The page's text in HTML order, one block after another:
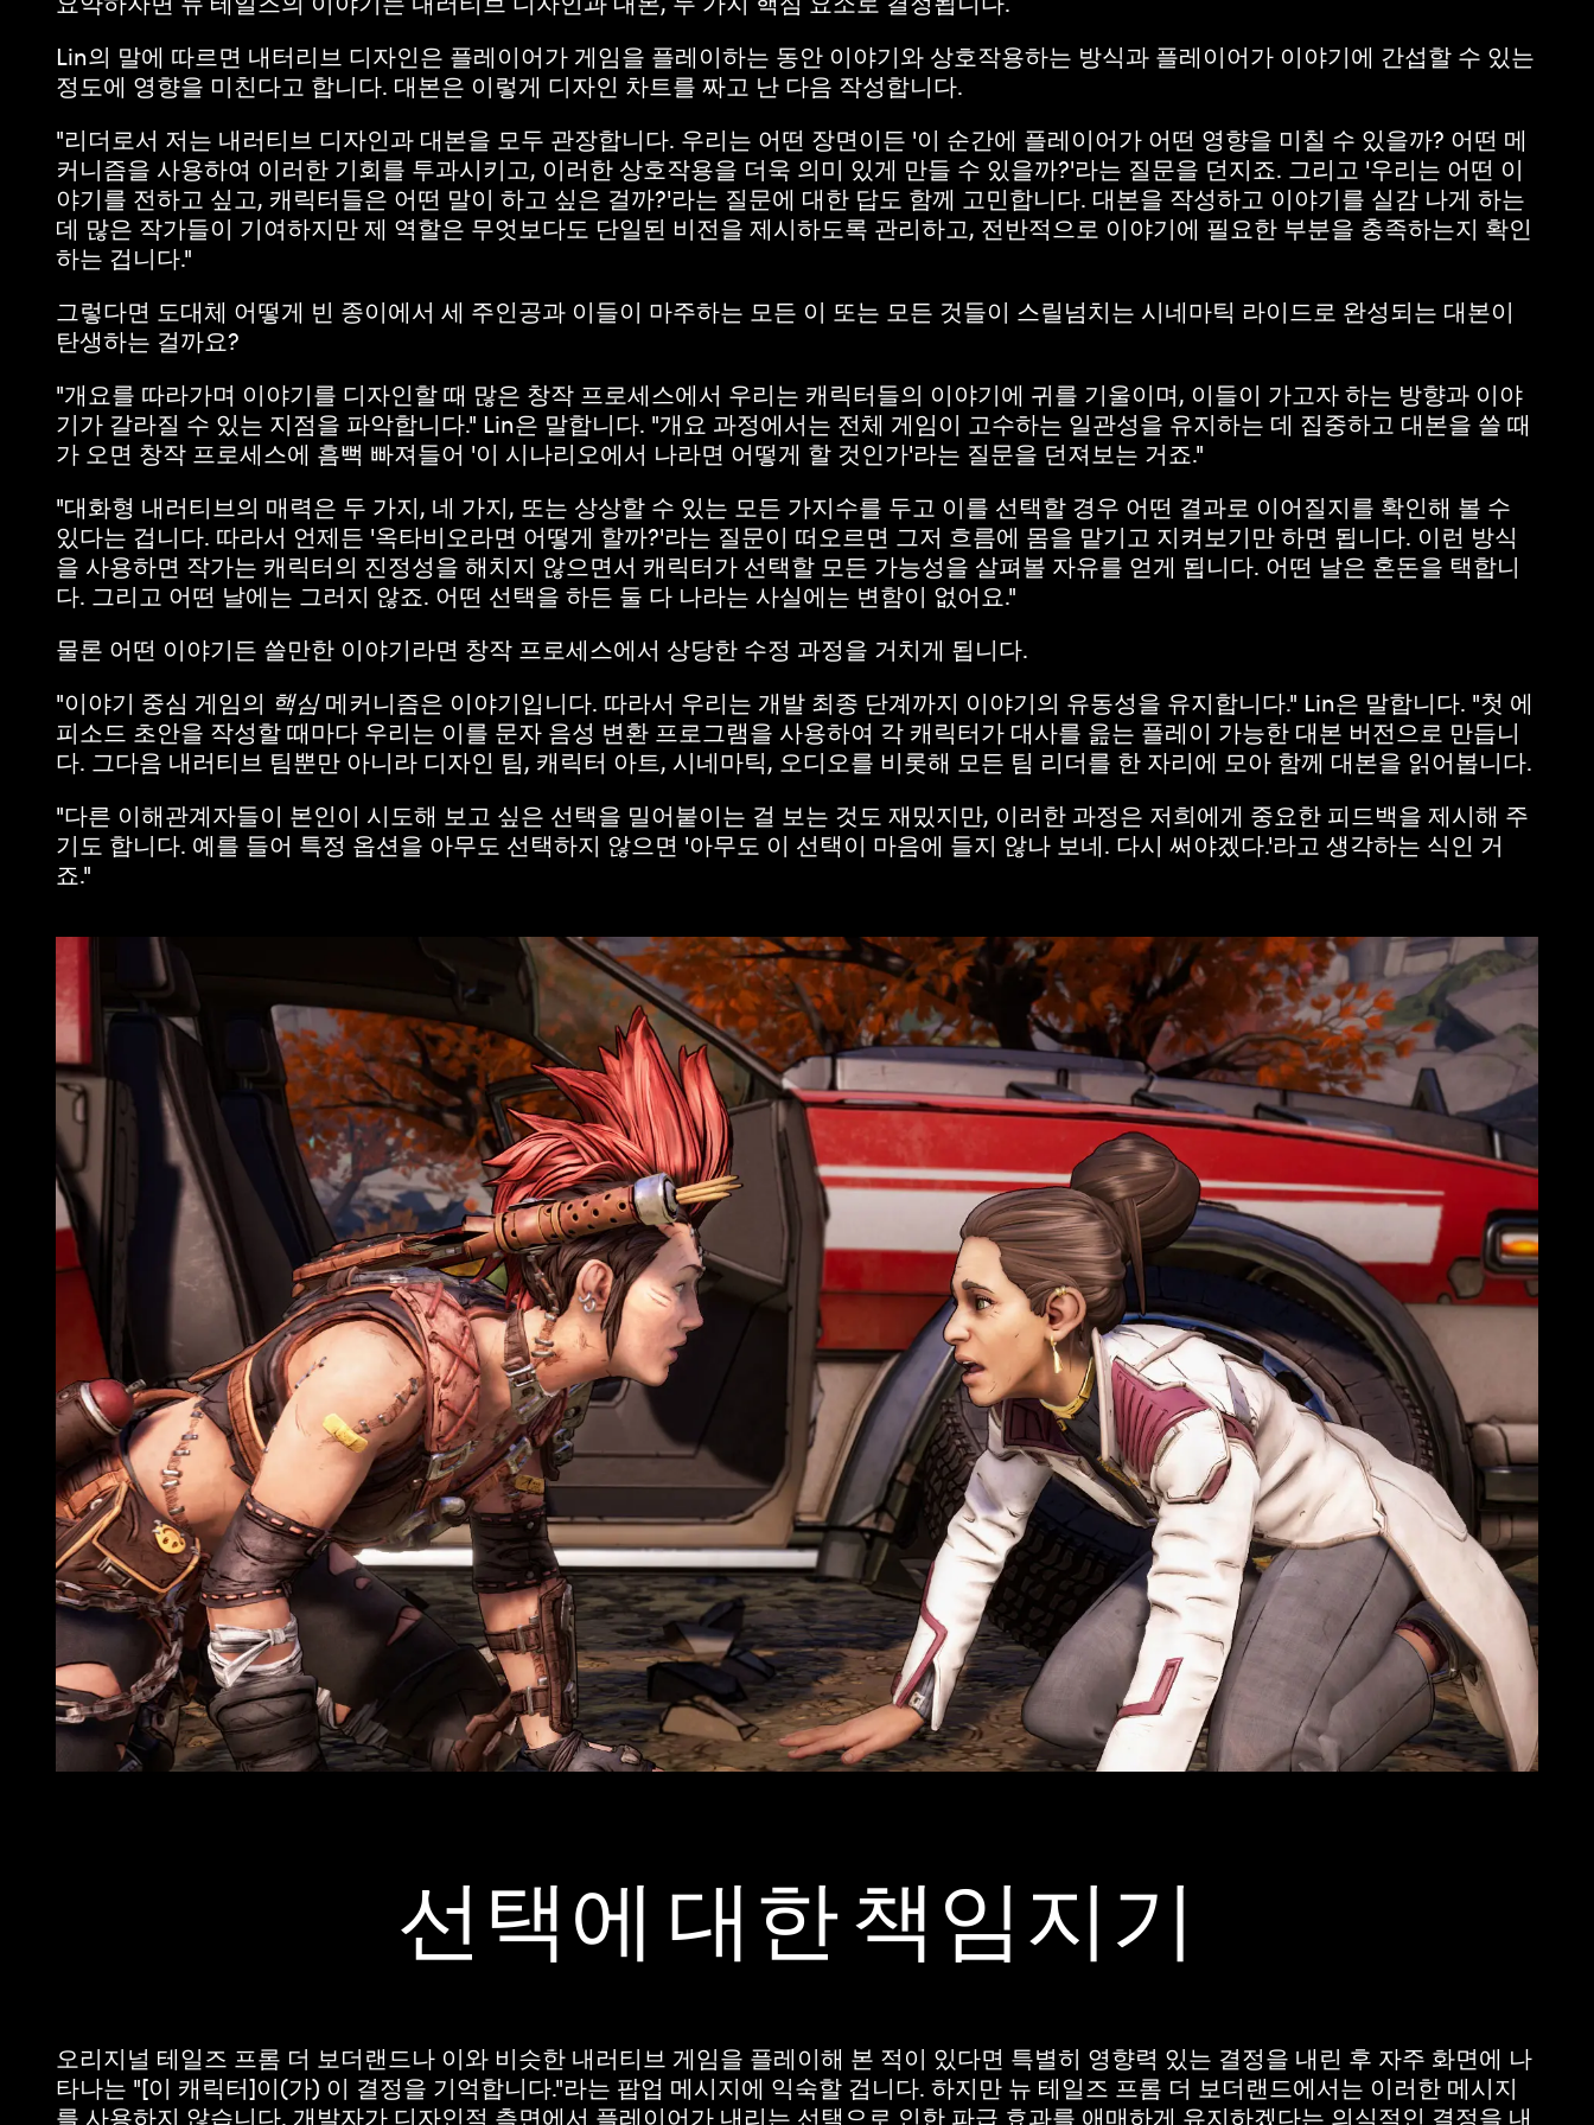
Lin의 말에 따르면 내터리브 디자인은 플레이어가 게임을 플레이하는 동안 이야기와 상호작용하는 방식과 플레이어가 이야기에 간섭할 수 있는
정도에 영향을 미친다고 합니다. 대본은 이렇게 디자인 차트를 짜고 난 다음 작성합니다.
"리더로서 저는 내러티브 디자인과 대본을 모두 관장합니다. 우리는 어떤 장면이든 '이 순간에 플레이어가 어떤 영향을 미칠 수 있을까? 어떤 메
커니즘을 사용하여 이러한 기회를 투과시키고, 이러한 상호작용을 더욱 의미 있게 만들 수 있을까?'라는 질문을 던지죠. 그리고 '우리는 어떤 이
야기를 전하고 싶고, 캐릭터들은 어떤 말이 하고 싶은 걸까?'라는 질문에 대한 답도 함께 고민합니다. 대본을 작성하고 이야기를 실감 나게 하는
데 많은 작가들이 기여하지만 제 역할은 무엇보다도 단일된 비전을 제시하도록 관리하고, 전반적으로 이야기에 필요한 부분을 충족하는지 확인
하는 겁니다."
그렇다면 도대체 어떻게 빈 종이에서 세 주인공과 이들이 마주하는 모든 이 또는 모든 것들이 스릴넘치는 시네마틱 라이드로 완성되는 대본이
탄생하는 걸까요?
"개요를 따라가며 이야기를 디자인할 때 많은 창작 프로세스에서 우리는 캐릭터들의 이야기에 귀를 기울이며, 이들이 가고자 하는 방향과 이야
기가 갈라질 수 있는 지점을 파악합니다." Lin은 말합니다. "개요 과정에서는 전체 게임이 고수하는 일관성을 유지하는 데 집중하고 대본을 쓸 때
가 오면 창작 프로세스에 흠뻑 빠져들어 '이 시나리오에서 나라면 어떻게 할 것인가'라는 질문을 던져보는 거죠."
"대화형 내러티브의 매력은 두 가지, 네 가지, 또는 상상할 수 있는 모든 가지수를 두고 이를 선택할 경우 어떤 결과로 이어질지를 확인해 볼 수
있다는 겁니다. 따라서 언제든 '옥타비오라면 어떻게 할까?'라는 질문이 떠오르면 그저 흐름에 몸을 맡기고 지켜보기만 하면 됩니다. 이런 방식
을 사용하면 작가는 캐릭터의 진정성을 해치지 않으면서 캐릭터가 선택할 모든 가능성을 살펴볼 자유를 얻게 됩니다. 어떤 날은 혼돈을 택합니
다. 그리고 어떤 날에는 그러지 않죠. 어떤 선택을 하든 둘 다 나라는 사실에는 변함이 없어요."
물론 어떤 이야기든 쓸만한 이야기라면 창작 프로세스에서 상당한 수정 과정을 거치게 됩니다.
"이야기 중심 게임의 핵심메커니즘은 이야기입니다. 따라서 우리는 개발 최종 단계까지 이야기의 유동성을 유지합니다." Lin은 말합니다. "첫 에
피소드 초안을 작성할 때마다 우리는 이를 문자 음성 변환 프로그램을 사용하여 각 캐릭터가 대사를 읊는 플레이 가능한 대본 버전으로 만듭니
다. 그다음 내러티브 팀뿐만 아니라 디자인 팀, 캐릭터 아트, 시네마틱, 오디오를 비롯해 모든 팀 리더를 한 자리에 모아 함께 대본을 읽어봅니다.
"다른 이해관계자들이 본인이 시도해 보고 싶은 선택을 밀어붙이는 걸 보는 것도 재밌지만, 이러한 과정은 저희에게 중요한 피드백을 제시해 주
기도 합니다. 예를 들어 특정 옵션을 아무도 선택하지 않으면 '아무도 이 선택이 마음에 들지 않나 보네. 다시 써야겠다.'라고 생각하는 식인 거
죠."
선택에 대한 책임지기
오리지널 테일즈 프롬 더 보더랜드나 이와 비슷한 내러티브 게임을 플레이해 본 적이 있다면 특별히 영향력 있는 결정을 내린 후 자주 화면에 나
타나는 "[이 캐릭터]이(가) 이 결정을 기억합니다."라는 팝업 메시지에 익숙할 겁니다. 하지만 뉴 테일즈 프롬 더 보더랜드에서는 이러한 메시지
를 사용하지 않습니다. 개발자가 디자인적 측면에서 플레이어가 내리는 선택으로 인한 파급 효과를 애매하게 유지하겠다는 의식적인 결정을 내